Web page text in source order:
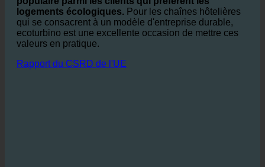
avant leur engagement en faveur de la durabilité, ce
qui est le cas de la plupart d'entre eux.de plus en plus
populaire parmi les clients qui préfèrent les
logements écologiques.Pour les chaînes hôtelières
qui se consacrent à un modèle d'entreprise durable,
ecoturbino est une excellente occasion de mettre ces
valeurs en pratique.